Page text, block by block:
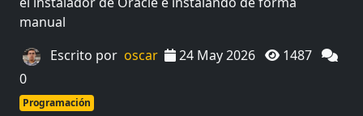
manual
Escrito por oscar 24 May 2026
1487
0
Programación